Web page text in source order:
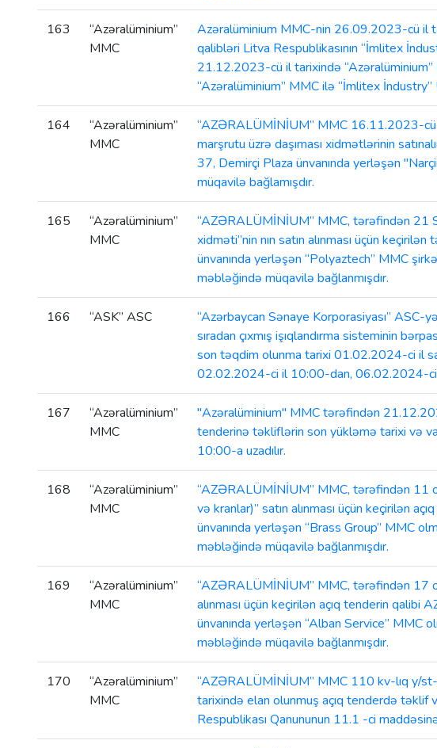
163
“Azəralüminium”
MMC
Azəralüminium MMC-nin 26.09.2023-cü il
qalibləri Litva Respublikasının “İmlitex
21.12.2023-cü il tarixində
“Azəralüminium” MMC ilə “İmlitex
164
“Azəralüminium”
MMC
“AZƏRALÜMİNİUM” MMC 16.11.2023-cü
marşrutu üzrə daşıması xidmətlərinin
37, Demirçi Plaza ünvanında yerləşən
müqavilə bağlamışdır.
165
“Azəralüminium”
MMC
“AZƏRALÜMİNİUM” MMC, tərəfindən 21
xidməti”nin nın satın alınması üçün
ünvanında yerləşən “Polyaztech” MMC
məbləğində müqavilə bağlanmışdır.
166 “ASK” ASC
“Azərbaycan Sənaye Korporasiyası” ASC-
sıradan çıxmış işıqlandırma sisteminin
son təqdim olunma tarixi 01.02.2024-ci il
02.02.2024-ci il 10:00-dan, 06.02.2024-ci
167
“Azəralüminium”
MMC
"Azəralüminium" MMC tərəfindən
tenderinə təkliflərin son yükləmə tarixi və
10:00-a uzadılır.
168
“Azəralüminium”
MMC
“AZƏRALÜMİNİUM” MMC, tərəfindən 11
və kranlar)” satın alınması üçün keçirilən
ünvanında yerləşən “Brass Group” MMC
məbləğində müqavilə bağlanmışdır.
169
“Azəralüminium”
MMC
“AZƏRALÜMİNİUM” MMC, tərəfindən 17
alınması üçün keçirilən açıq tenderin qalibi
ünvanında yerləşən “Alban Service”
məbləğində müqavilə bağlanmışdır.
170
“Azəralüminium”
MMC
“AZƏRALÜMİNİUM” MMC 110 kv-lıq y/
tarixində elan olunmuş açıq tenderdə təklif
Respublikası Qanununun 11.1 -ci